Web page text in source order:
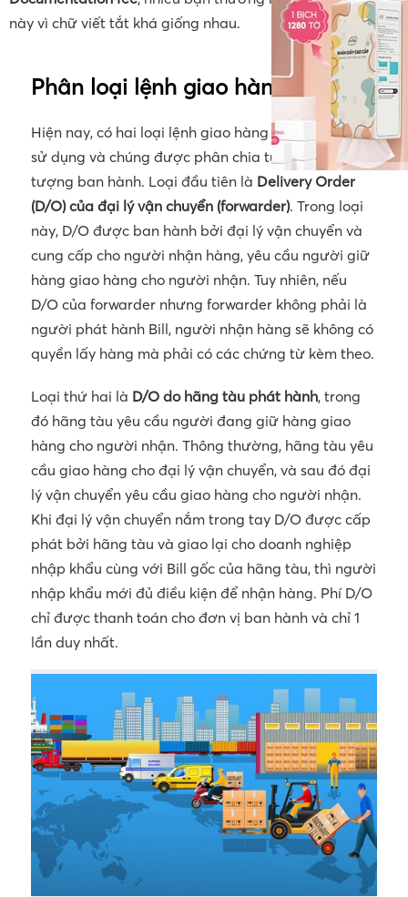
này vì chữ viết tắt khá giống nhau.
Phân loại lệnh giao hàng D/O
Hiện nay, có hai loại lệnh giao hàng phổ biến được
sử dụng và chúng được phân chia tùy theo đối
tượng ban hành. Loại đầu tiên là Delivery Order
(D/O) của đại lý vận chuyển (forwarder). Trong loại
này, D/O được ban hành bởi đại lý vận chuyển và
cung cấp cho người nhận hàng, yêu cầu người giữ
hàng giao hàng cho người nhận. Tuy nhiên, nếu
D/O của forwarder nhưng forwarder không phải là
người phát hành Bill, người nhận hàng sẽ không có
quyền lấy hàng mà phải có các chứng từ kèm theo.
Loại thứ hai là D/O do hãng tàu phát hành, trong
đó hãng tàu yêu cầu người đang giữ hàng giao
hàng cho người nhận. Thông thường, hãng tàu yêu
cầu giao hàng cho đại lý vận chuyển, và sau đó đại
lý vận chuyển yêu cầu giao hàng cho người nhận.
Khi đại lý vận chuyển nắm trong tay D/O được cấp
phát bởi hãng tàu và giao lại cho doanh nghiệp
nhập khẩu cùng với Bill gốc của hãng tàu, thì người
nhập khẩu mới đủ điều kiện để nhận hàng. Phí D/O
chỉ được thanh toán cho đơn vị ban hành và chỉ 1
lần duy nhất.